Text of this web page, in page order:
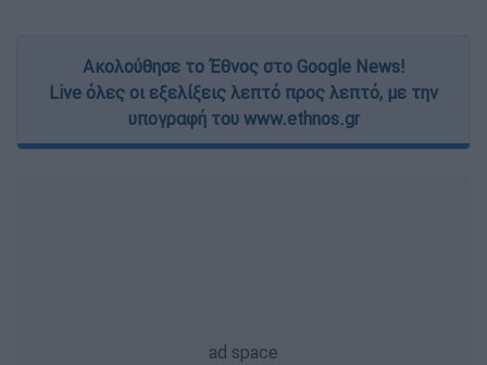
Ακολούθησε το Έθνος στο Google News!
Live όλες οι εξελίξεις λεπτό προς λεπτό, με την
υπογραφή του www.ethnos.gr